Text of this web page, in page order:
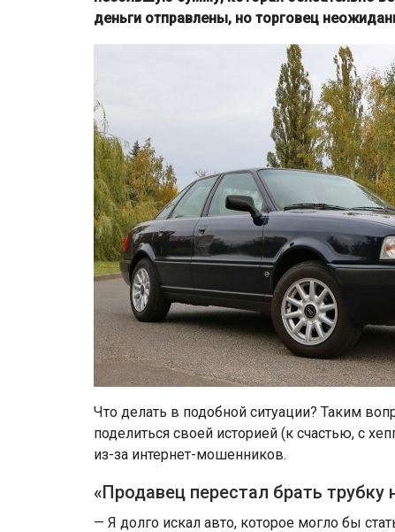
деньги отправлены, но торговец
Что делать в подобной ситуации? Таким
поделиться своей историей (к счастью, с
из-за интернет-мошенников.
«Продавец перестал брать
— Я долго искал авто, которое могло бы